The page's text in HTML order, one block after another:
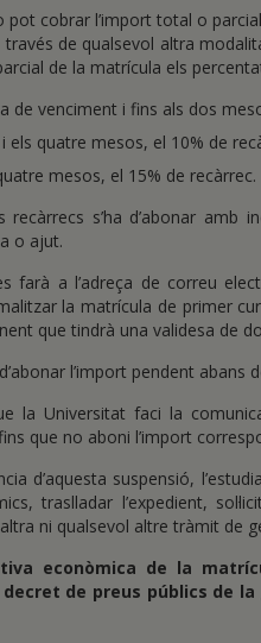
pot cobrar l’import total o
través de qualsevol altra
de la matrícula els
de venciment i fins als dos
els quatre mesos, el 10% de
mesos, el 15% de recàrrec.
recàrrecs s’ha d’abonar
o ajut.
farà a l’adreça de correu
la matrícula de primer
que tindrà una validesa de
l’import pendent
la Universitat faci la
que no aboni l’import
d’aquesta suspensió,
traslladar l’expedient,
ni qualsevol altre tràmit de
econòmica de la
de preus públics de